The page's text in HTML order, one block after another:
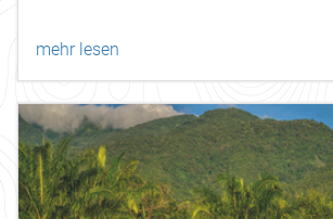
mehr lesen